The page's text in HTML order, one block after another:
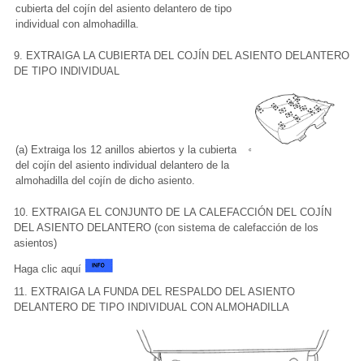
cubierta del cojín del asiento delantero de tipo
individual con almohadilla.
9. EXTRAIGA LA CUBIERTA DEL COJÍN DEL ASIENTO DELANTERO
DE TIPO INDIVIDUAL
(a) Extraiga los 12 anillos abiertos y la cubierta
del cojín del asiento individual delantero de la
almohadilla del cojín de dicho asiento.
10. EXTRAIGA EL CONJUNTO DE LA CALEFACCIÓN DEL COJÍN
DEL ASIENTO DELANTERO (con sistema de calefacción de los
asientos)
Haga clic aquí
11. EXTRAIGA LA FUNDA DEL RESPALDO DEL ASIENTO
DELANTERO DE TIPO INDIVIDUAL CON ALMOHADILLA